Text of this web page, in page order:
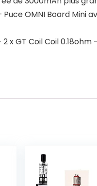
OMNI Board
GT Coil Coil